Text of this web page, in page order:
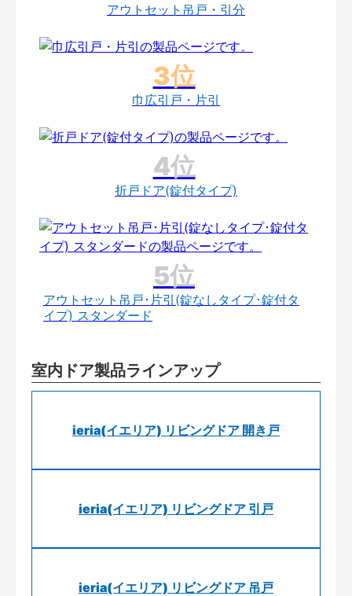
アウトセット吊戸・引分
巾広引戸・片引
折戸ドア(錠付タイプ)
アウトセット吊戸･片引(錠なしタイプ･錠付タ
イプ) スタンダード
室内ドア製品ラインアップ
ieria(イエリア) リビングドア 開き戸
ieria(イエリア) リビングドア 引戸
ieria(イエリア) リビングドア 吊戸